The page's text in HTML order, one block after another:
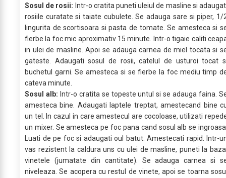
Sosul de rosii: Intr-o cratita puneti uleiul de masline si
rosiile curatate si taiate cubulete. Se adauga sare si piper, 1/
lingurita de scortisoara si pasta de tomate. Se amesteca si
fierbe la foc mic aproximativ 15 minute. Intr-o tigaie caliti
in ulei de masline. Apoi se adauga carnea de miel tocata si
gateste. Adaugati sosul de rosii, catelul de usturoi tocat
buchetul garni. Se amesteca si se fierbe la foc mediu timp
cateva minute.
Sosul alb: Intr-o cratita se topeste untul si se adauga faina.
amesteca bine. Adaugati laptele treptat, amestecand bine
un tel. In cazul in care amestecul are cocoloase, utilizati
un mixer. Se amesteca pe foc pana cand sosul alb se
Luati de pe foc si adaugati oul batut. Amestecati rapid. Intr-
vas rezistent la caldura uns cu ulei de masline, puneti la
vinetele (jumatate din cantitate). Se adauga carnea si
niveleaza. Se acopera cu restul de vinete, apoi se toarna